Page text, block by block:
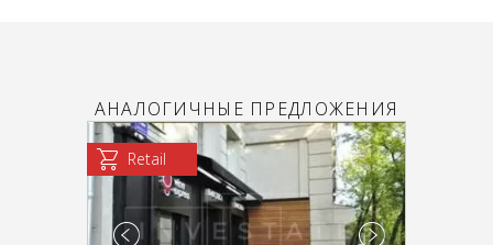
АНАЛОГИЧНЫЕ ПРЕДЛОЖЕНИЯ
Retail